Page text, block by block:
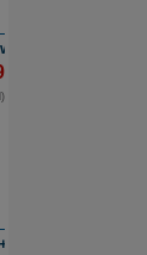
gekleurd / 5
/ polystyreen /